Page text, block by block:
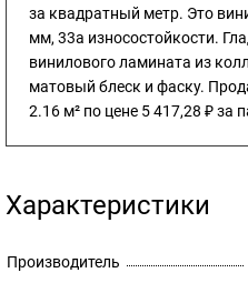
за квадратный метр. Это
мм, 33а износостойкости.
винилового ламината из
матовый блеск и фаску.
2.16 м² по цене 5 417,28 ₽ за
Характеристики
Производитель